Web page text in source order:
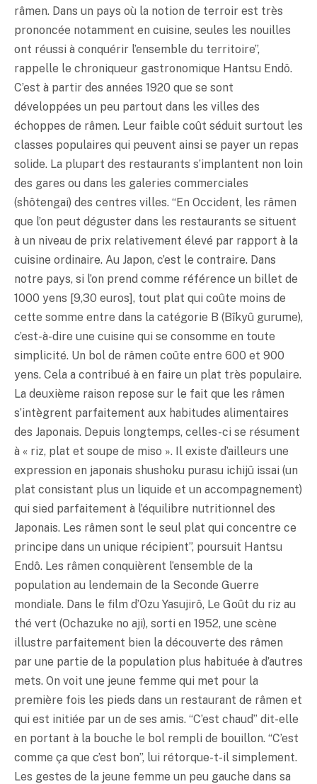
râmen. Dans un pays où la notion de terroir est très
prononcée notamment en cuisine, seules les nouilles
ont réussi à conquérir l’ensemble du territoire”,
rappelle le chroniqueur gastronomique Hantsu Endô.
C’est à partir des années 1920 que se sont
développées un peu partout dans les villes des
échoppes de râmen. Leur faible coût séduit surtout les
classes populaires qui peuvent ainsi se payer un repas
solide. La plupart des restaurants s’implantent non loin
des gares ou dans les galeries commerciales
(shôtengai) des centres villes. “En Occident, les râmen
que l’on peut déguster dans les restaurants se situent
à un niveau de prix relativement élevé par rapport à la
cuisine ordinaire. Au Japon, c’est le contraire. Dans
notre pays, si l’on prend comme référence un billet de
1000 yens [9,30 euros], tout plat qui coûte moins de
cette somme entre dans la catégorie B (Bîkyû gurume),
c’est-à-dire une cuisine qui se consomme en toute
simplicité. Un bol de râmen coûte entre 600 et 900
yens. Cela a contribué à en faire un plat très populaire.
La deuxième raison repose sur le fait que les râmen
s’intègrent parfaitement aux habitudes alimentaires
des Japonais. Depuis longtemps, celles-ci se résument
à « riz, plat et soupe de miso ». Il existe d’ailleurs une
expression en japonais shushoku purasu ichijû issai (un
plat consistant plus un liquide et un accompagnement)
qui sied parfaitement à l’équilibre nutritionnel des
Japonais. Les râmen sont le seul plat qui concentre ce
principe dans un unique récipient”, poursuit Hantsu
Endô. Les râmen conquièrent l’ensemble de la
population au lendemain de la Seconde Guerre
mondiale. Dans le film d’Ozu Yasujirô, Le Goût du riz au
thé vert (Ochazuke no aji), sorti en 1952, une scène
illustre parfaitement bien la découverte des râmen
par une partie de la population plus habituée à d’autres
mets. On voit une jeune femme qui met pour la
première fois les pieds dans un restaurant de râmen et
qui est initiée par un de ses amis. “C’est chaud” dit-elle
en portant à la bouche le bol rempli de bouillon. “C’est
comme ça que c’est bon”, lui rétorque-t-il simplement.
Les gestes de la jeune femme un peu gauche dans sa